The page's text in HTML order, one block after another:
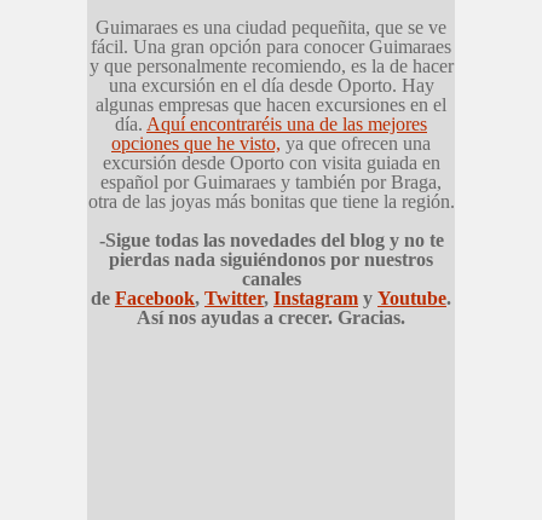
Guimaraes es una ciudad pequeñita, que se ve
fácil. Una gran opción para conocer Guimaraes
y que personalmente recomiendo, es la de hacer
una excursión en el día desde Oporto. Hay
algunas empresas que hacen excursiones en el
día. Aquí encontraréis una de las mejores
opciones que he visto, ya que ofrecen una
excursión desde Oporto con visita guiada en
español por Guimaraes y también por Braga,
otra de las joyas más bonitas que tiene la región.
-Sigue todas las novedades del blog y no te
pierdas nada siguiéndonos por nuestros
canales
de Facebook, Twitter, Instagram y Youtube.
Así nos ayudas a crecer. Gracias.